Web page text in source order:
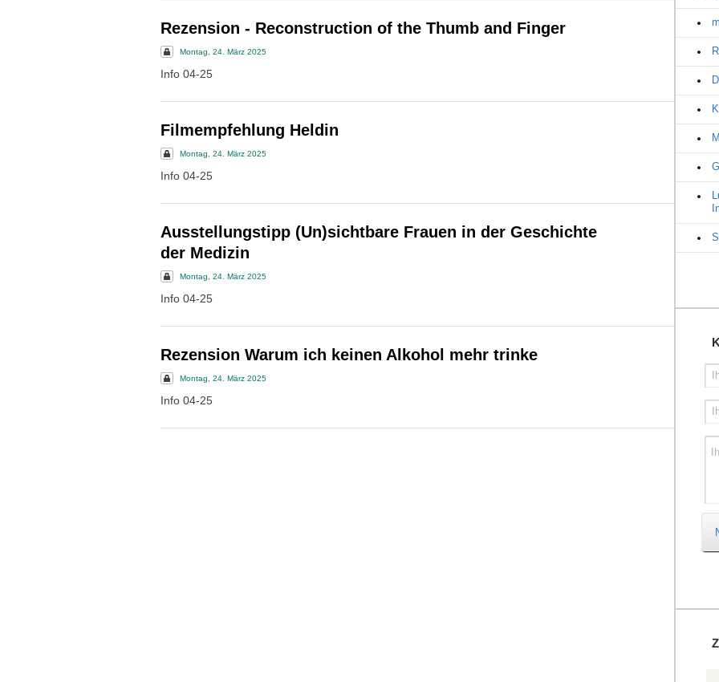
Rezension - Reconstruction of the Thumb and Finger
Montag, 24. März 2025
Info 04-25
Filmempfehlung Heldin
Montag, 24. März 2025
Info 04-25
Ausstellungstipp (Un)sichtbare Frauen in der Geschichte
der Medizin
Montag, 24. März 2025
Info 04-25
Rezension Warum ich keinen Alkohol mehr trinke
Montag, 24. März 2025
Info 04-25